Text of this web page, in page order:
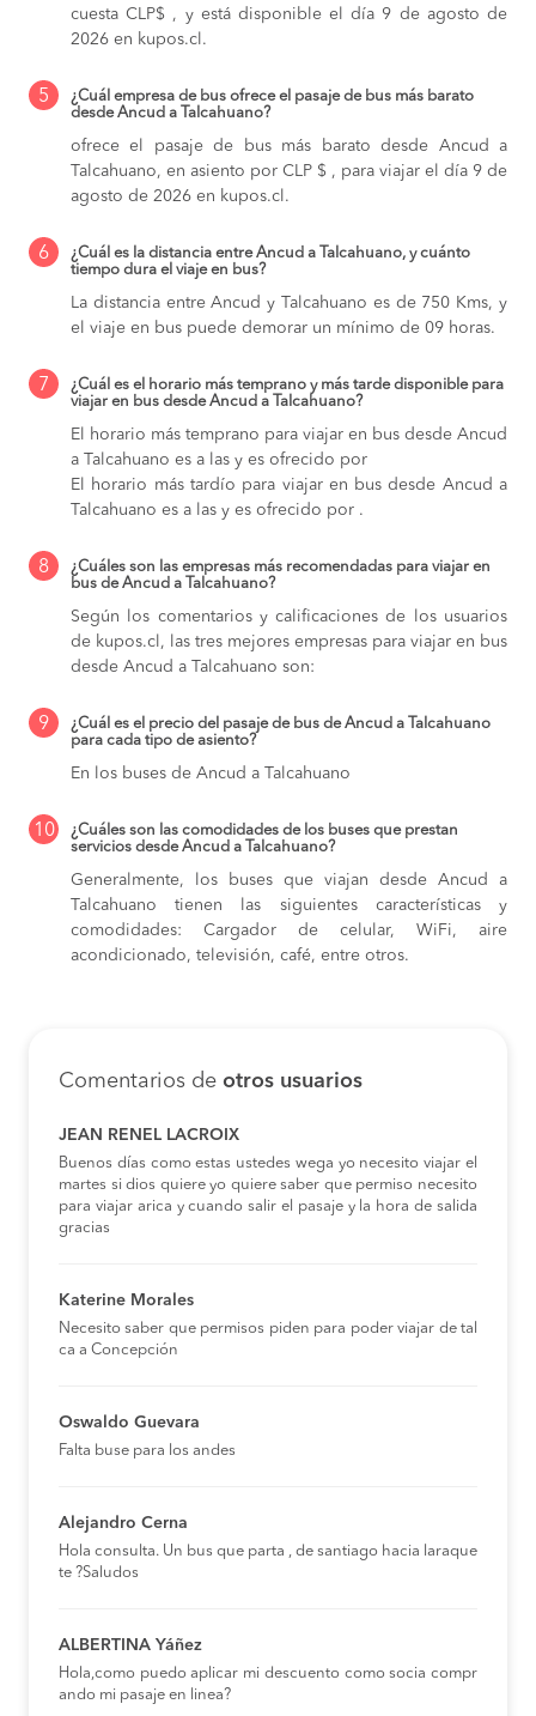
cuesta CLP$ , y está disponible el día 9 de agosto de
2026 en kupos.cl.
5
¿Cuál empresa de bus ofrece el pasaje de bus más barato
desde Ancud a Talcahuano?
ofrece el pasaje de bus más barato desde Ancud a
Talcahuano, en asiento por CLP $ , para viajar el día 9 de
agosto de 2026 en kupos.cl.
6
¿Cuál es la distancia entre Ancud a Talcahuano, y cuánto
tiempo dura el viaje en bus?
La distancia entre Ancud y Talcahuano es de 750 Kms, y
el viaje en bus puede demorar un mínimo de 09 horas.
7
¿Cuál es el horario más temprano y más tarde disponible para
viajar en bus desde Ancud a Talcahuano?
El horario más temprano para viajar en bus desde Ancud
a Talcahuano es a las y es ofrecido por
El horario más tardío para viajar en bus desde Ancud a
Talcahuano es a las y es ofrecido por .
8
¿Cuáles son las empresas más recomendadas para viajar en
bus de Ancud a Talcahuano?
Según los comentarios y calificaciones de los usuarios
de kupos.cl, las tres mejores empresas para viajar en bus
desde Ancud a Talcahuano son:
9
¿Cuál es el precio del pasaje de bus de Ancud a Talcahuano
para cada tipo de asiento?
En los buses de Ancud a Talcahuano
10
¿Cuáles son las comodidades de los buses que prestan
servicios desde Ancud a Talcahuano?
Generalmente, los buses que viajan desde Ancud a
Talcahuano tienen las siguientes características y
comodidades: Cargador de celular, WiFi, aire
acondicionado, televisión, café, entre otros.
Comentarios de otros usuarios
JEAN RENEL LACROIX
Buenos días como estas ustedes wega yo necesito viajar el
martes si dios quiere yo quiere saber que permiso necesito
para viajar arica y cuando salir el pasaje y la hora de salida
gracias
Katerine Morales
Necesito saber que permisos piden para poder viajar de tal
ca a Concepción
Oswaldo Guevara
Falta buse para los andes
Alejandro Cerna
Hola consulta. Un bus que parta , de santiago hacia laraque
te ?Saludos
ALBERTINA Yáñez
Hola,como puedo aplicar mi descuento como socia compr
ando mi pasaje en linea?